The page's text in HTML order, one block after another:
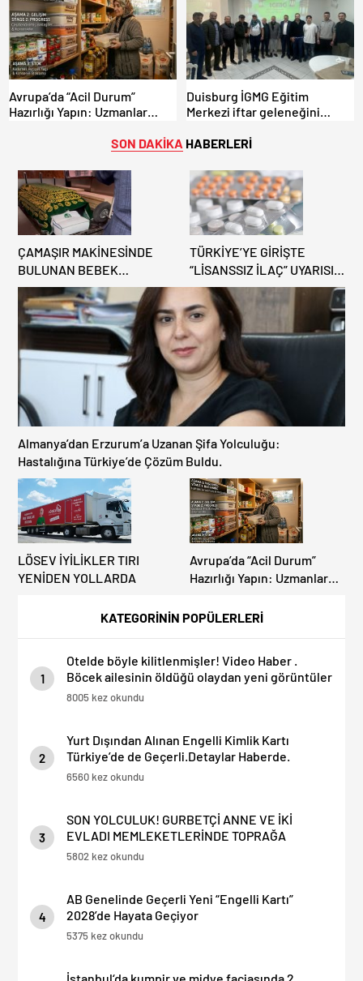
Avrupa’da “Acil Durum”
Hazırlığı Yapın: Uzmanlar
Duisburg İGMG Eğitim
Merkezi iftar geleneğini
SON DAKİKA HABERLERİ
KATEGORİNİN POPÜLERLERİ
1
Otelde böyle kilitlenmişler! Video Haber .
Böcek ailesinin öldüğü olaydan yeni görüntüler
8005 kez okundu
2
Yurt Dışından Alınan Engelli Kimlik Kartı
Türkiye’de de Geçerli.Detaylar Haberde.
6560 kez okundu
3
SON YOLCULUK! GURBETÇİ ANNE VE İKİ
EVLADI MEMLEKETLERİNDE TOPRAĞA
VERİLDİ: YAN YANA TABUTLARI YÜREKLERİ
5802 kez okundu
4
AB Genelinde Geçerli Yeni “Engelli Kartı”
2028’de Hayata Geçiyor
5375 kez okundu
ÇAMAŞIR MAKİNESİNDE
BULUNAN BEBEK
CENAZESİ ŞOK ETTİ
TÜRKİYE’YE GİRİŞTE
“LİSANSSIZ İLAÇ” UYARISI:
GÜMRÜKTE EL
KONULUYOR!
Almanya’dan Erzurum’a Uzanan Şifa Yolculuğu:
Hastalığına Türkiye’de Çözüm Buldu.
LÖSEV İYİLİKLER TIRI
YENİDEN YOLLARDA
Avrupa’da “Acil Durum”
Hazırlığı Yapın: Uzmanlar
Geçirin” Diyor!